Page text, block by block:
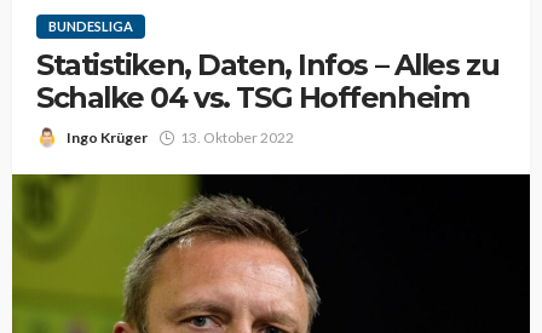
BUNDESLIGA
Statistiken, Daten, Infos – Alles zu
Schalke 04 vs. TSG Hoffenheim
Ingo Krüger 13. Oktober 2022